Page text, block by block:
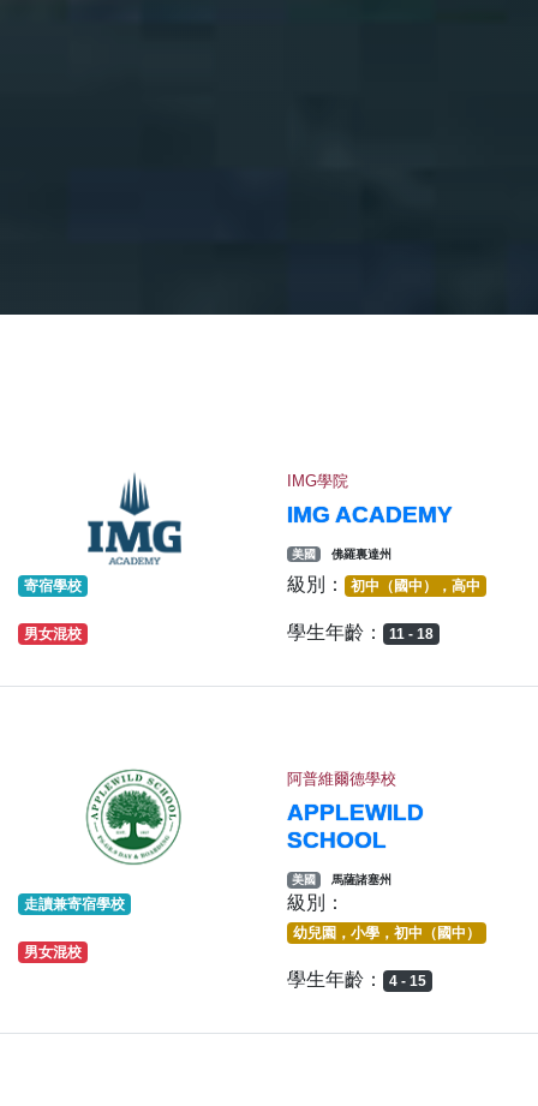
IMG學院
IMG ACADEMY
美國 佛羅裏達州
寄宿學校
男女混校
級別： 初中（國中），高中
學生年齡： 11 - 18
阿普維爾德學校
APPLEWILD
SCHOOL
美國 馬薩諸塞州
走讀兼寄宿學校
男女混校
級別：
幼兒園，小學，初中（國中）
學生年齡： 4 - 15